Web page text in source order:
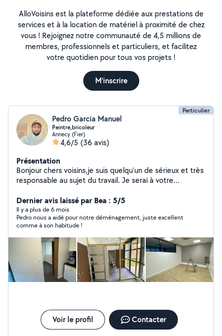
AlloVoisins est la plateforme dédiée aux prestations de
services et à la location de matériel à proximité de chez
vous ! Rejoignez notre communauté de 4,5 millions de
membres, professionnels et particuliers, et facilitez
votre quotidien pour tous vos projets !
M'inscrire
Particulier
Pedro Garcia Manuel
Peintre,bricoleur
Annecy (Fier)
4,6/5 (36 avis)
Présentation
Bonjour chers voisins,je suis quelqu'un de sérieux et très
responsable au sujet du travail. Je serai à votre
calicots, déménagement,entretien de jardin etc.
toujours à votre disposition bien cordialement. Pedro
endy-Renov
Dernier avis laissé par Bea : 5/5
Il y a plus de 6 mois
Pedro nous a aidé pour notre déménagement, juste excellent
comme à son habitude !
Voir le profil Contacter